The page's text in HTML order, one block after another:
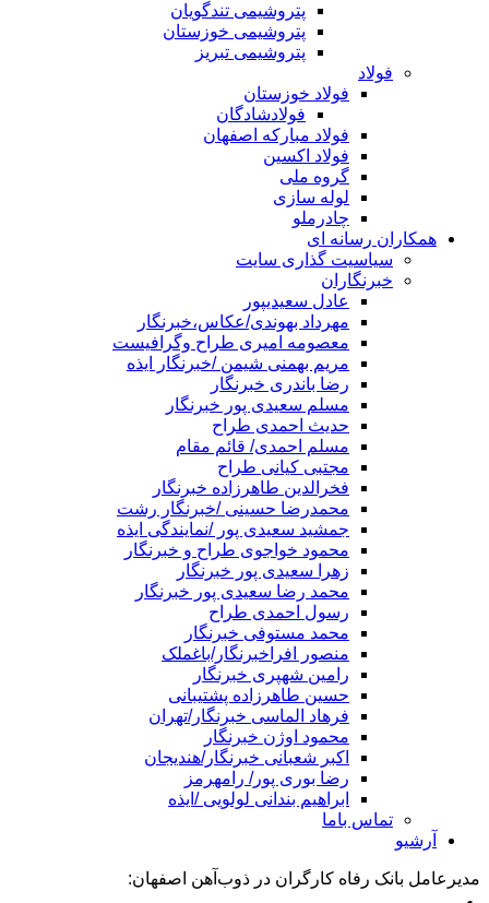
پتروشیمی تندگویان
پتروشیمی خوزستان
پتروشیمی تبریز
فولاد
فولاد خوزستان
فولادشادگان
فولاد مبارکه اصفهان
فولاد اکسین
گروه ملی
لوله سازی
چادرملو
همکاران رسانه ای
سیاسیت گذاری سایت
خبرنگاران
عادل سعیدیپور
مهرداد بهوندی/عکاس،خبرنگار
معصومه امیری طراح وگرافیست
مریم بهمنی شیمن /خبرنگار ایذه
رضا باندری خبرنگار
مسلم سعیدی پور خبرنگار
حدیث احمدی طراح
مسلم احمدی/ قائم مقام
مجتبی کیانی طراح
فخرالدین طاهرزاده خبرنگار
محمدرضا حسینی /خبرنگار رشت
جمشید سعیدی پور /نمایندگی ایذه
محمود خواجوی طراح و خبرنگار
زهرا سعیدی پور خبرنگار
محمد رضا سعیدی پور خبرنگار
رسول احمدی طراح
محمد مستوفی خبرنگار
منصور افراخبرنگار/باغملک
رامین شهپری خبرنگار
حسین طاهرزاده پشتیبانی
فرهاد الماسی خبرنگار/تهران
محمود اوژن خبرنگار
اکبر شعبانی خبرنگار/هندیجان
رضا بوری پور/ رامهرمز
ابراهیم بندانی لولویی /ایذه
تماس باما
آرشیو
مدیرعامل بانک رفاه کارگران در ذوب‌آهن اصفهان: